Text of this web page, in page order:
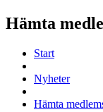
Hämta
Start
Nyheter
Hämta